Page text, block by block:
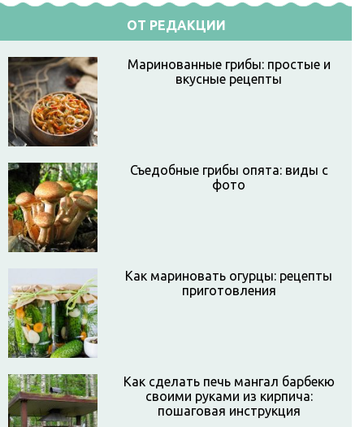
ОТ РЕДАКЦИИ
Маринованные грибы: простые и
вкусные рецепты
Съедобные грибы опята: виды с
фото
Как мариновать огурцы: рецепты
приготовления
Как сделать печь мангал барбекю
своими руками из кирпича:
пошаговая инструкция